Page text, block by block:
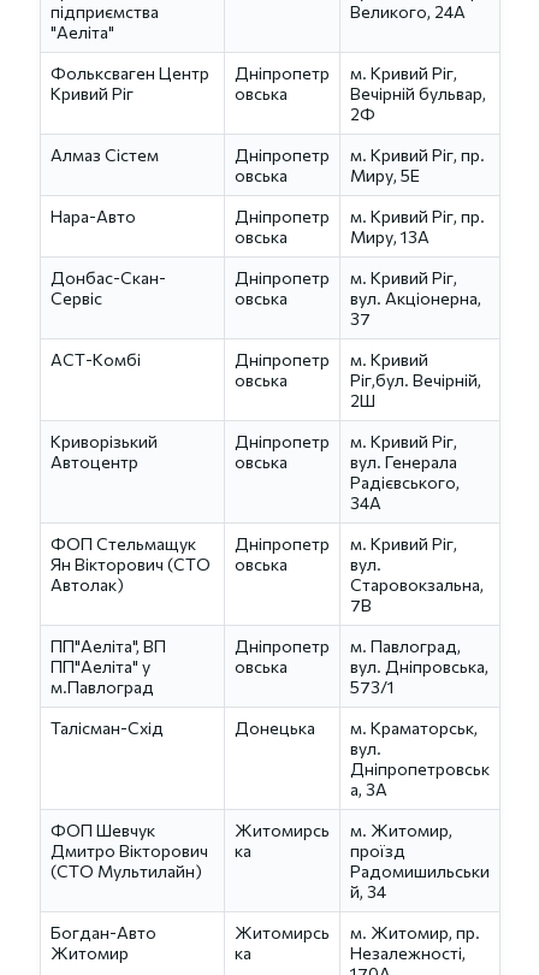
підприємства
"Аеліта"
Великого, 24А
Фольксваген Центр
Кривий Рiг
Дніпропетр
овська
м. Кривий Рiг,
Вечірній бульвар,
2Ф
Алмаз Сістем
Дніпропетр
овська
м. Кривий Ріг, пр.
Миру, 5Е
Нара-Авто
Дніпропетр
овська
м. Кривий Ріг, пр.
Миру, 13А
Донбас-Скан-
Сервіс
Дніпропетр
овська
м. Кривий Ріг,
вул. Акціонерна,
37
АСТ-Комбі
Дніпропетр
овська
м. Кривий
Ріг,бул. Вечірній,
2Ш
Криворізький
Автоцентр
Дніпропетр
овська
м. Кривий Ріг,
вул. Генерала
Радієвського,
34А
ФОП Стельмащук
Ян Вікторович (СТО
Автолак)
Дніпропетр
овська
м. Кривий Ріг,
вул.
Старовокзальна,
7В
ПП"Аеліта", ВП
ПП"Аеліта" у
м.Павлоград
Дніпропетр
овська
м. Павлоград,
вул. Дніпровська,
573/1
Талісман-Схід
Донецька
м. Краматорськ,
вул.
Дніпропетровськ
а, 3А
ФОП Шевчук
Дмитро Вікторович
(СТО Мультилайн)
Житомирсь
ка
м. Житомир,
проїзд
Радомишильськи
й, 34
Богдан-Авто
Житомир
Житомирсь
ка
м. Житомир, пр.
Незалежності,